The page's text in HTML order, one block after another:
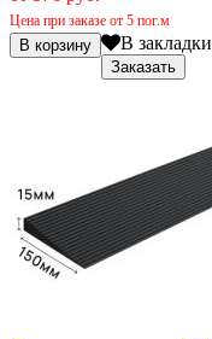
Цена при заказе от 5 пог.м
В закладки